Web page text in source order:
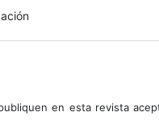
en esta revista